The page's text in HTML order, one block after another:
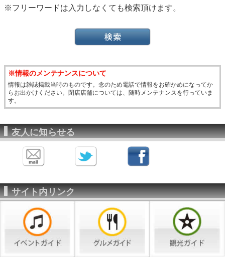
※フリーワードは入力しなくても検索頂けます。
※情報のメンテナンスについて
情報は雑誌掲載当時のものです。念のため電話で情報をお確かめになってか
らお出かけください。閉店店舗については、随時メンテナンスを行っていま
す。
友人に知らせる
サイト内リンク